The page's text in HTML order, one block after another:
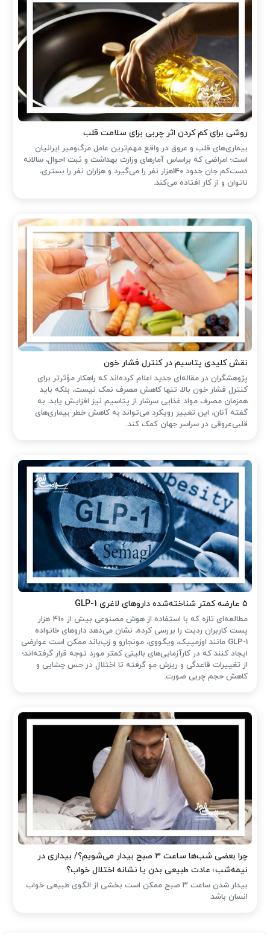
روشی برای کم کردن اثر چربی برای سلامت قلب
بیماری‌های قلب و عروق در واقع مهم‌ترین عامل مرگ‌ومیر ایرانیان
است؛ امراضی که براساس آمارهای وزارت بهداشت و ثبت احوال، سالانه
دست‌کم جان حدود 140هزار نفر را می‌گیرد و هزاران نفر را بستری،
ناتوان و از کار افتاده می‌کند.
نقش کلیدی پتاسیم در کنترل فشار خون
پژوهشگران در مقاله‌ای جدید اعلام کرده‌اند که راهکار مؤثرتر برای
کنترل فشار خون بالا، تنها کاهش مصرف نمک نیست، بلکه باید
همزمان مصرف مواد غذایی سرشار از پتاسیم نیز افزایش یابد. به
گفته آنان، این تغییر رویکرد می‌تواند به کاهش خطر بیماری‌های
قلبی‌عروقی در سراسر جهان کمک کند.
۵ عارضه کمتر شناخته‌شده داروهای لاغری GLP-1
مطالعه‌ای تازه که با استفاده از هوش مصنوعی بیش از ۴۱۰ هزار
پست کاربران ردیت را بررسی کرده، نشان می‌دهد داروهای خانواده
GLP-1 مانند اوزمپیک، ویگووی، مونجارو و زپ‌باند ممکن است عوارضی
ایجاد کنند که در کارآزمایی‌های بالینی کمتر مورد توجه قرار گرفته‌اند؛
از تغییرات قاعدگی و ریزش مو گرفته تا اختلال در حس چشایی و
کاهش حجم چربی صورت.
چرا بعضی شب‌ها ساعت ۳ صبح بیدار می‌شویم؟/ بیداری در
نیمه‌شب؛ عادت طبیعی بدن یا نشانه اختلال خواب؟
بیدار شدن ساعت ۳ صبح ممکن است بخشی از الگوی طبیعی خواب
انسان باشد.